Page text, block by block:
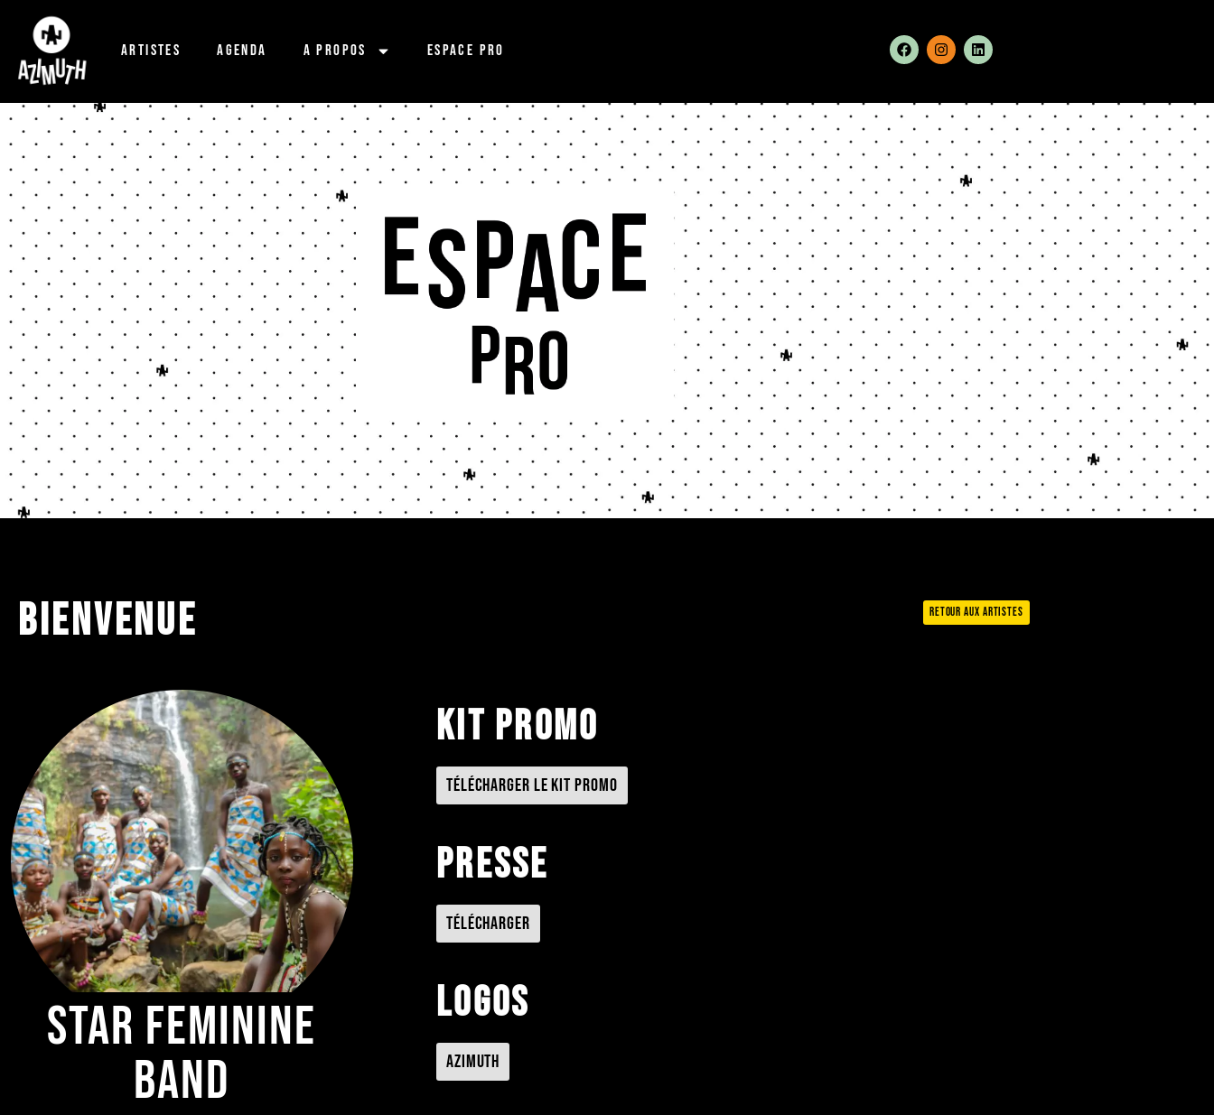
Artistes Agenda A propos Espace pro
Bienvenue Retour aux artistes
Star Feminine
Band
Kit promo
Télécharger le kit promo
Presse
Télécharger
Logos
Azimuth